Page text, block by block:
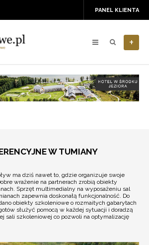
PANEL KLIENTA
+
W TUMIANY
ma dziś nawet to, gdzie organizuje swoje
wrażenie na partnerach zrobią obiekty
Sprzęt multimedialny na wyposażeniu sal
zapewnia doskonałą funkcjonalność. Do
obiekty szkoleniowe o rozmaitych gabarytach
służyć pomocą w każdej sytuacji i doradzą
sali szkoleniowej co pozwoli na optymalizację